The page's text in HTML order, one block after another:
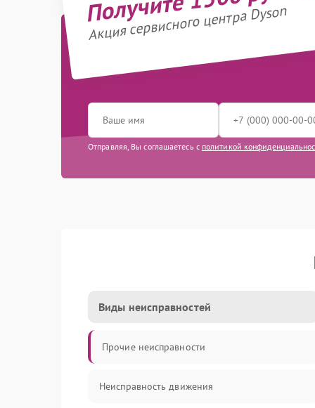
Акция сервисного центра Dyson
Отправляя, Вы соглашаетесь с политикой
Виды неисправностей
Прочие неисправности
Неисправность движения